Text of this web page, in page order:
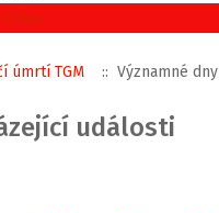
úmrtí TGM
:: Významné dny
události